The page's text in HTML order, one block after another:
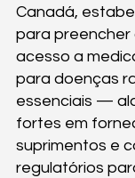
Canadá,
para preencher
acesso a
para doenças
essenciais —
fortes em
suprimentos e
regulatórios